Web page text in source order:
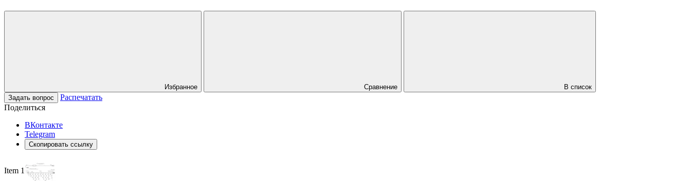
Избранное Сравнение
В список
Задать вопрос
Распечатать
Поделиться
ВКонтакте
Telegram
Скопировать ссылку
Item 1 of 6